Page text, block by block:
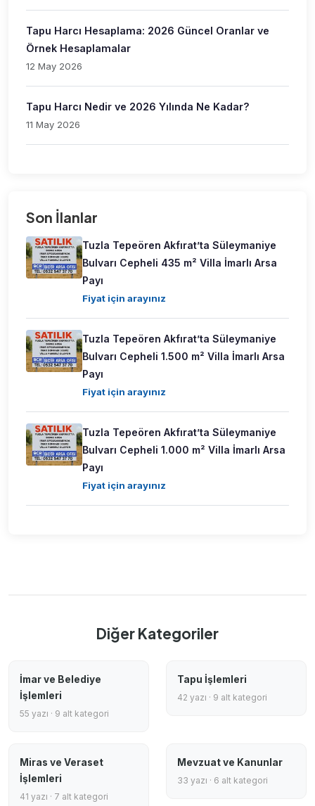
Tapu Harcı Hesaplama: 2026 Güncel Oranlar ve
Örnek Hesaplamalar
12 May 2026
Tapu Harcı Nedir ve 2026 Yılında Ne Kadar?
11 May 2026
Son İlanlar
Tuzla Tepeören Akfırat’ta Süleymaniye
Bulvarı Cepheli 435 m² Villa İmarlı Arsa
Payı
Fiyat için arayınız
Tuzla Tepeören Akfırat’ta Süleymaniye
Bulvarı Cepheli 1.500 m² Villa İmarlı Arsa
Payı
Fiyat için arayınız
Tuzla Tepeören Akfırat’ta Süleymaniye
Bulvarı Cepheli 1.000 m² Villa İmarlı Arsa
Payı
Fiyat için arayınız
Diğer Kategoriler
İmar ve Belediye
İşlemleri
55 yazı · 9 alt kategori
Tapu İşlemleri
42 yazı · 9 alt kategori
Miras ve Veraset
İşlemleri
41 yazı · 7 alt kategori
Mevzuat ve Kanunlar
33 yazı · 6 alt kategori